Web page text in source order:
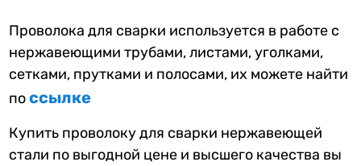
Проволока для сварки используется в работе с
нержавеющими трубами, листами, уголками,
сетками, прутками и полосами, их можете найти
поссылке
Купить проволоку для сварки нержавеющей
стали по выгодной цене и высшего качества вы